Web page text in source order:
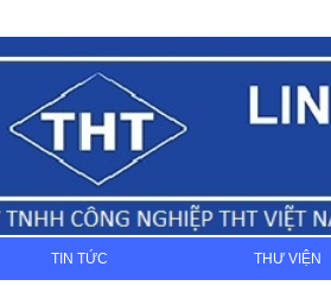
TIN TỨC THƯ VIỆN